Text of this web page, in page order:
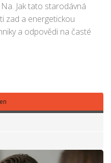
Jak tato starodávná
zad a energetickou
a odpovědi na časté